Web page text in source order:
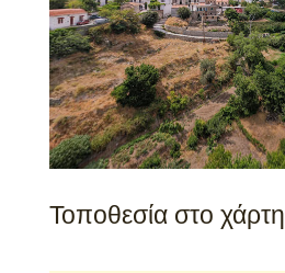
Τοποθεσία στο χάρτη